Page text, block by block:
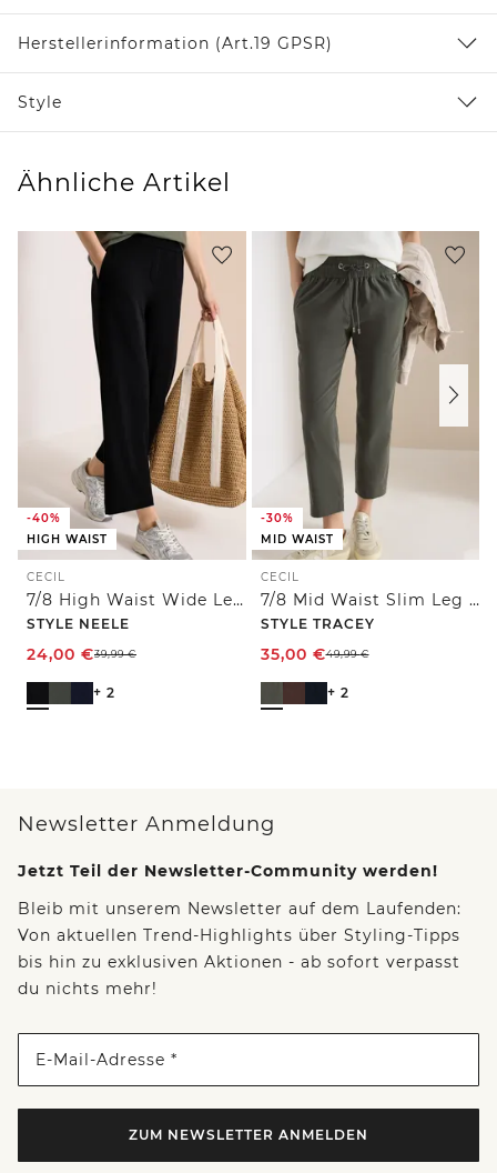
Herstellerinformation (Art.19 GPSR)
Style
Ähnliche Artikel
-40%
HIGH WAIST
CECIL
7/8 High Waist Wide Leg Jerseyhose im Loose Fit
STYLE NEELE
24,00 €39,99€
+ 2
-30%
MID WAIST
CECIL
7/8 Mid Waist Slim Leg Hose im Casual Fit
STYLE TRACEY
35,00 €49,99€
+ 2
Newsletter Anmeldung
Jetzt Teil der Newsletter-Community werden!
Bleib mit unserem Newsletter auf dem Laufenden:
Von aktuellen Trend-Highlights über Styling-Tipps
bis hin zu exklusiven Aktionen - ab sofort verpasst
du nichts mehr!
E-Mail-Adresse *
ZUM NEWSLETTER ANMELDEN